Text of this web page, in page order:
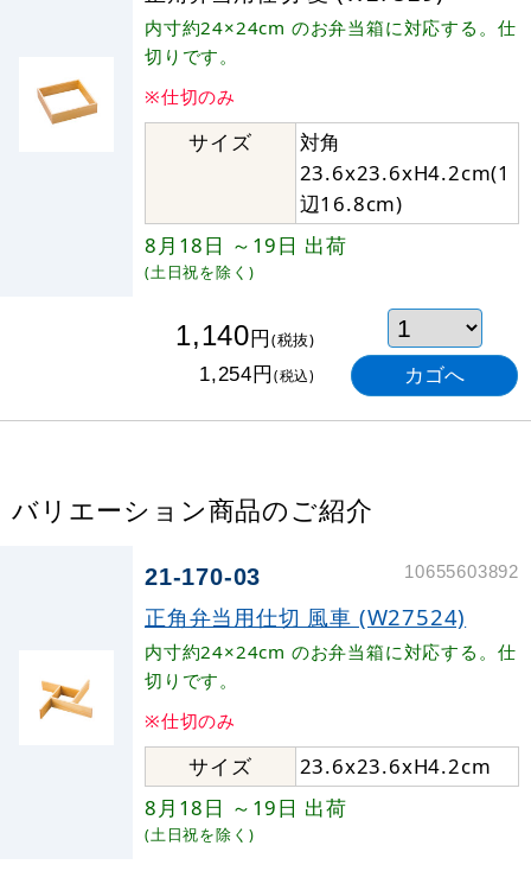
内寸約24×24cm のお弁当箱に対応する。仕
切りです。
※仕切のみ
サイズ
対角
23.6x23.6xH4.2cm(1
辺16.8cm)
8月18日 ～19日 出荷
(土日祝を除く)
1,140円(税抜)
1,254円(税込)
バリエーション商品のご紹介
21-170-03 10655603892
正角弁当用仕切 風車 (W27524)
内寸約24×24cm のお弁当箱に対応する。仕
切りです。
※仕切のみ
サイズ
23.6x23.6xH4.2cm
8月18日 ～19日 出荷
(土日祝を除く)